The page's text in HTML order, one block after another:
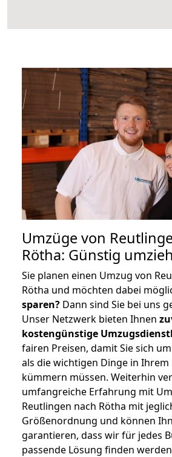
Umzüge von
Rötha: Günstig
Sie planen einen Umzug von
Rötha und möchten dabei
sparen? Dann sind Sie bei uns
Unser Netzwerk bieten Ihnen
kostengünstige
fairen Preisen, damit Sie sich
als die wichtigen Dinge in Ihrem
kümmern müssen. Weiterhin
umfangreiche Erfahrung mit
Reutlingen nach Rötha mit
Größenordnung und können
garantieren, dass wir für jedes
passende Lösung finden